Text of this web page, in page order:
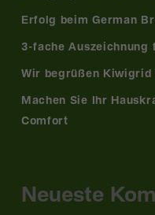
Erfolg beim German
3-fache Auszeichnung
Wir begrüßen Kiwigrid
Machen Sie Ihr
Comfort
Neueste